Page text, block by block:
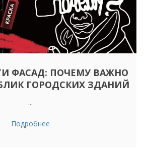
ФАСАД: ПОЧЕМУ ВАЖНО
ГОРОДСКИХ ЗДАНИЙ
...
Подробнее